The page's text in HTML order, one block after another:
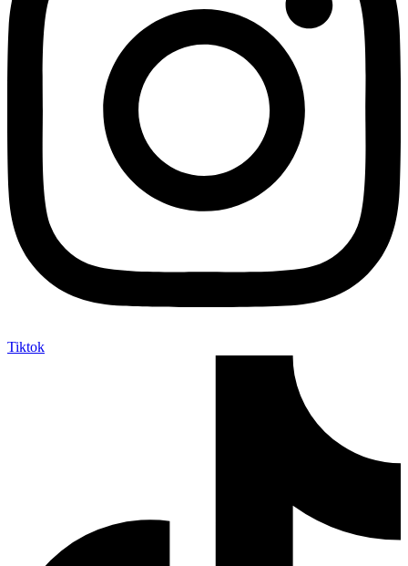
Tiktok